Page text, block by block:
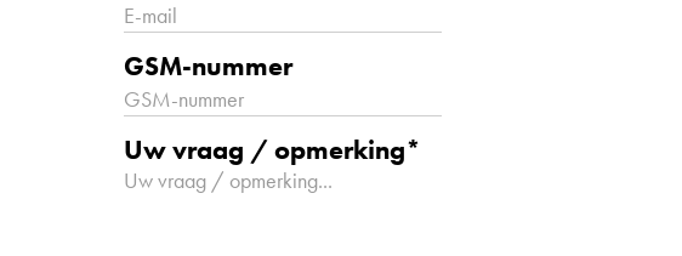
GSM-nummer
Uw vraag / opmerking*